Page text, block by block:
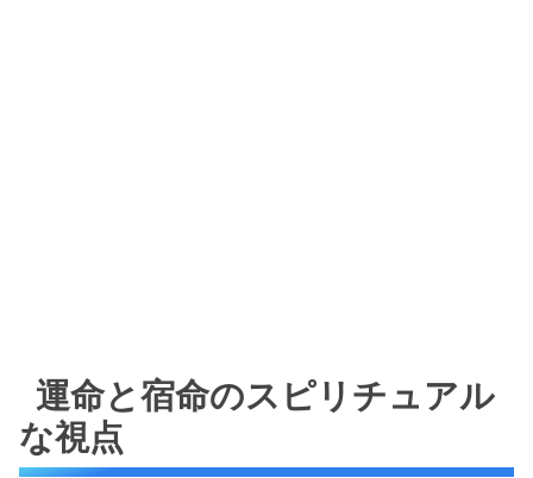
運命と宿命のスピリチュアル
な視点